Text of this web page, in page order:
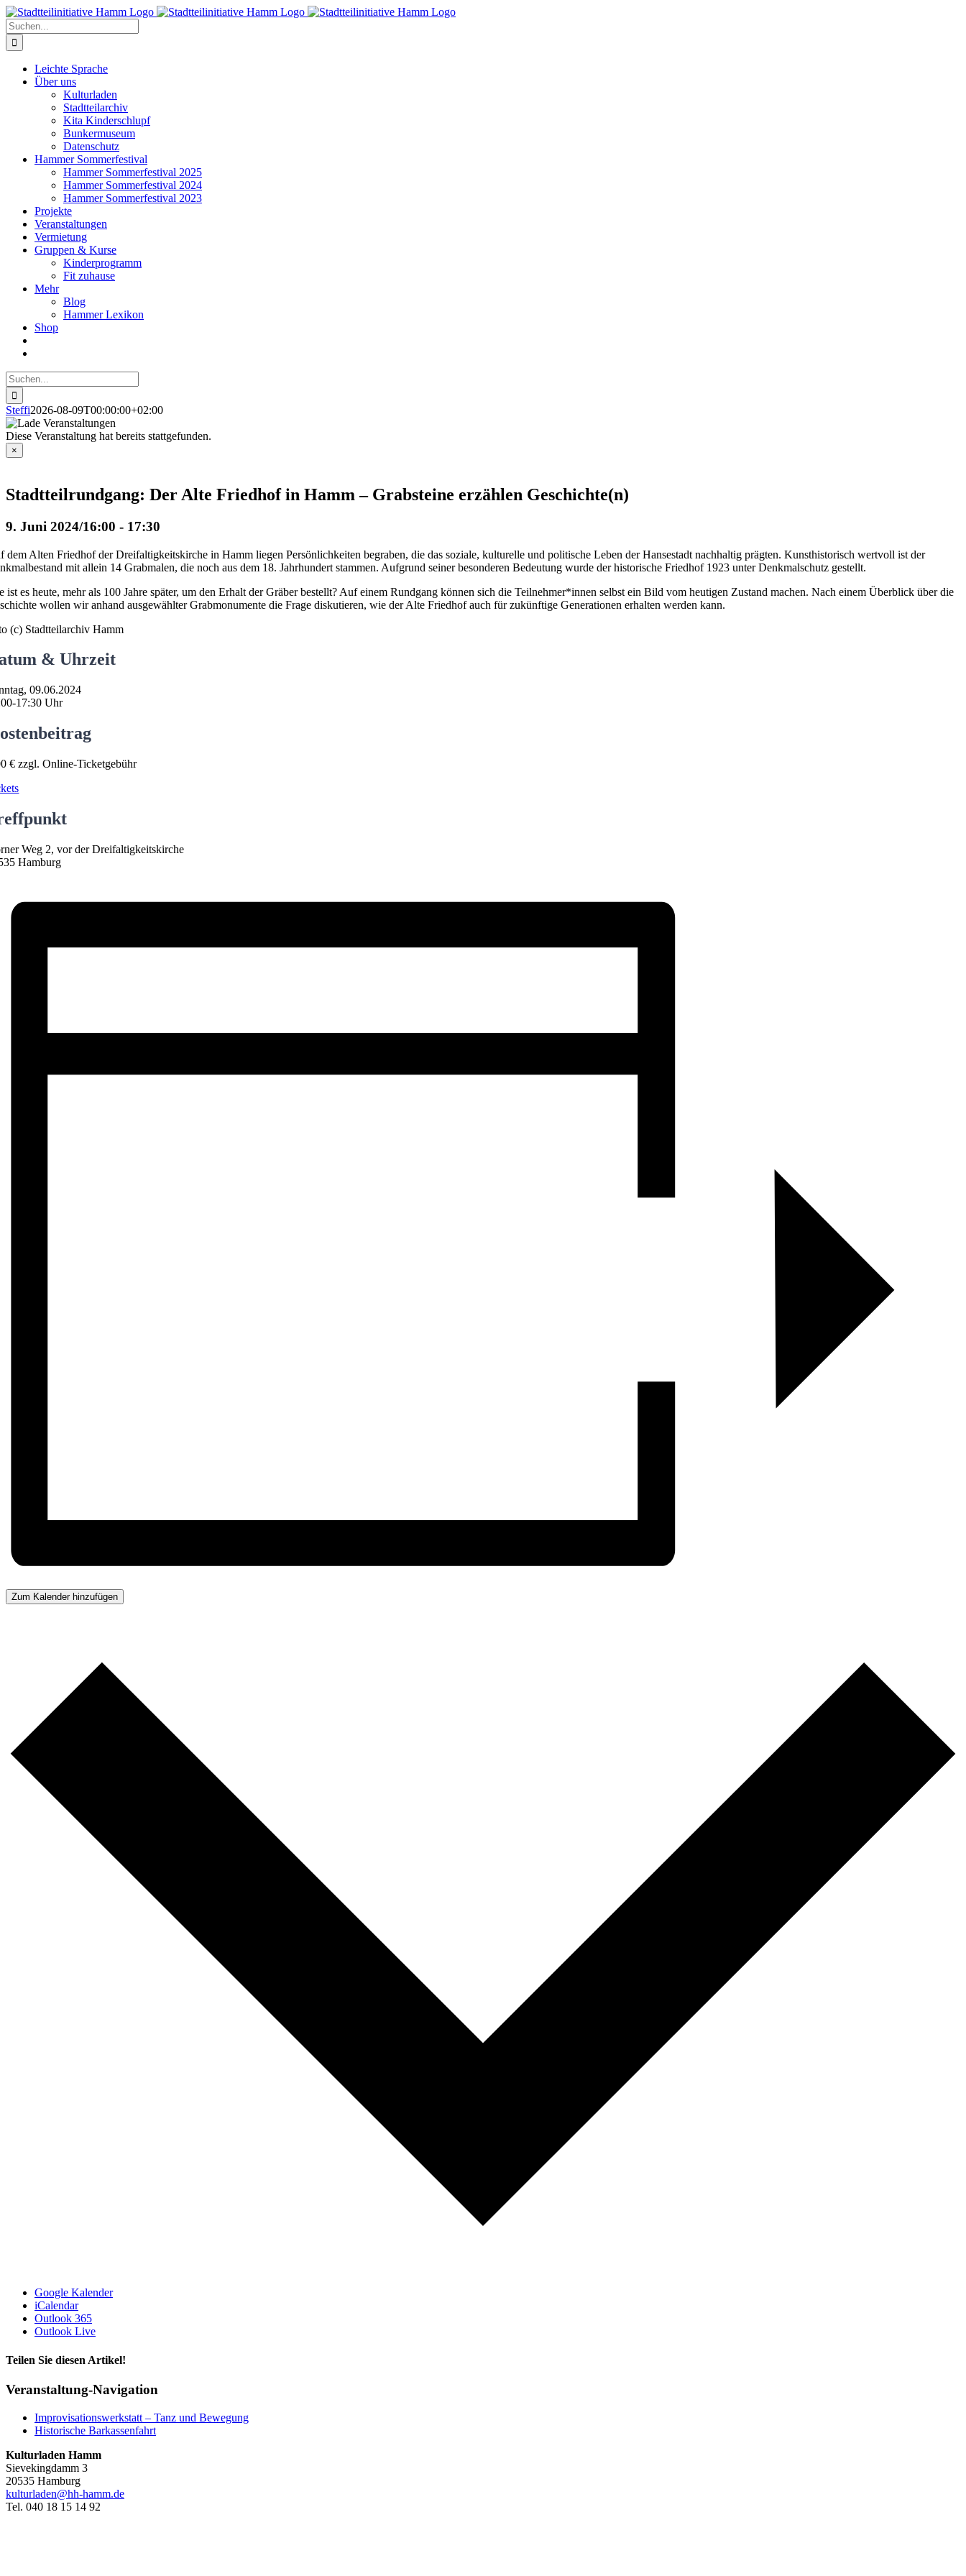
Zum
Inhalt
springen
Suche
nach:
Leichte Sprache
Über uns
Kulturladen
Stadtteilarchiv
Kita Kinderschlupf
Bunkermuseum
Datenschutz
Hammer Sommerfestival
Hammer Sommerfestival 2025
Hammer Sommerfestival 2024
Hammer Sommerfestival 2023
Projekte
Veranstaltungen
Vermietung
Gruppen & Kurse
Kinderprogramm
Fit zuhause
Mehr
Blog
Hammer Lexikon
Shop
Suche
nach:
Steffi2026-08-09T00:00:00+02:00
Diese Veranstaltung hat bereits stattgefunden.
×
Stadtteilrundgang: Der Alte Friedhof in Hamm – Grabsteine erzählen Geschichte(n)
9. Juni 2024/16:00 - 17:30
dem Alten Friedhof der Dreifaltigkeitskirche in Hamm liegen Persönlichkeiten begraben, die das soziale, kulturelle und politische Leben der Hansestadt nachhaltig prägten. Kunsthistorisch wertvoll ist der
mit allein 14 Grabmalen, die noch aus dem 18. Jahrhundert stammen. Aufgrund seiner besonderen Bedeutung wurde der historische Friedhof 1923 unter Denkmalschutz gestellt.
ist es heute, mehr als 100 Jahre später, um den Erhalt der Gräber bestellt? Auf einem Rundgang können sich die Teilnehmer*innen selbst ein Bild vom heutigen Zustand machen. Nach einem Überblick über die
wollen wir anhand ausgewählter Grabmonumente die Frage diskutieren, wie der Alte Friedhof auch für zukünftige Generationen erhalten werden kann.
(c) Stadtteilarchiv Hamm
& Uhrzeit
09.06.2024
17:30 Uhr
€ zzgl. Online-Ticketgebühr
Weg 2, vor der Dreifaltigkeitskirche
Hamburg
Zum Kalender hinzufügen
Google Kalender
iCalendar
Outlook 365
Outlook Live
Teilen Sie diesen Artikel!
Facebook
X
Reddit
LinkedIn
WhatsApp
Telegram
Tumblr
Pinterest
Vk
Xing
E-
Veranstaltung-Navigation
Improvisationswerkstatt – Tanz und Bewegung
Historische Barkassenfahrt
Kulturladen Hamm
Sievekingdamm 3
20535 Hamburg
kulturladen@hh-hamm.de
Tel. 040 18 15 14 92